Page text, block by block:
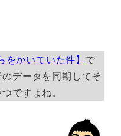
をかいていた件】 で
データを同期してそ
ですよね。